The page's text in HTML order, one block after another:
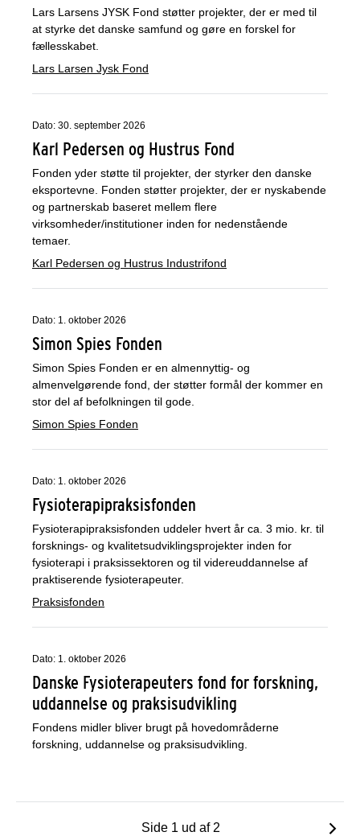
Lars Larsens JYSK Fond støtter projekter, der er med til
at styrke det danske samfund og gøre en forskel for
fællesskabet.
Lars Larsen Jysk Fond
Dato: 30. september 2026
Karl Pedersen og Hustrus Fond
Fonden yder støtte til projekter, der styrker den danske
eksportevne. Fonden støtter projekter, der er nyskabende
og partnerskab baseret mellem flere
virksomheder/institutioner inden for nedenstående
temaer.
Karl Pedersen og Hustrus Industrifond
Dato: 1. oktober 2026
Simon Spies Fonden
Simon Spies Fonden er en almennyttig- og
almenvelgørende fond, der støtter formål der kommer en
stor del af befolkningen til gode.
Simon Spies Fonden
Dato: 1. oktober 2026
Fysioterapipraksisfonden
Fysioterapipraksisfonden uddeler hvert år ca. 3 mio. kr. til
forsknings- og kvalitetsudviklingsprojekter inden for
fysioterapi i praksissektoren og til videreuddannelse af
praktiserende fysioterapeuter.
Praksisfonden
Dato: 1. oktober 2026
Danske Fysioterapeuters fond for forskning,
uddannelse og praksisudvikling
Fondens midler bliver brugt på hovedområderne
forskning, uddannelse og praksisudvikling.
Side 1 ud af 2